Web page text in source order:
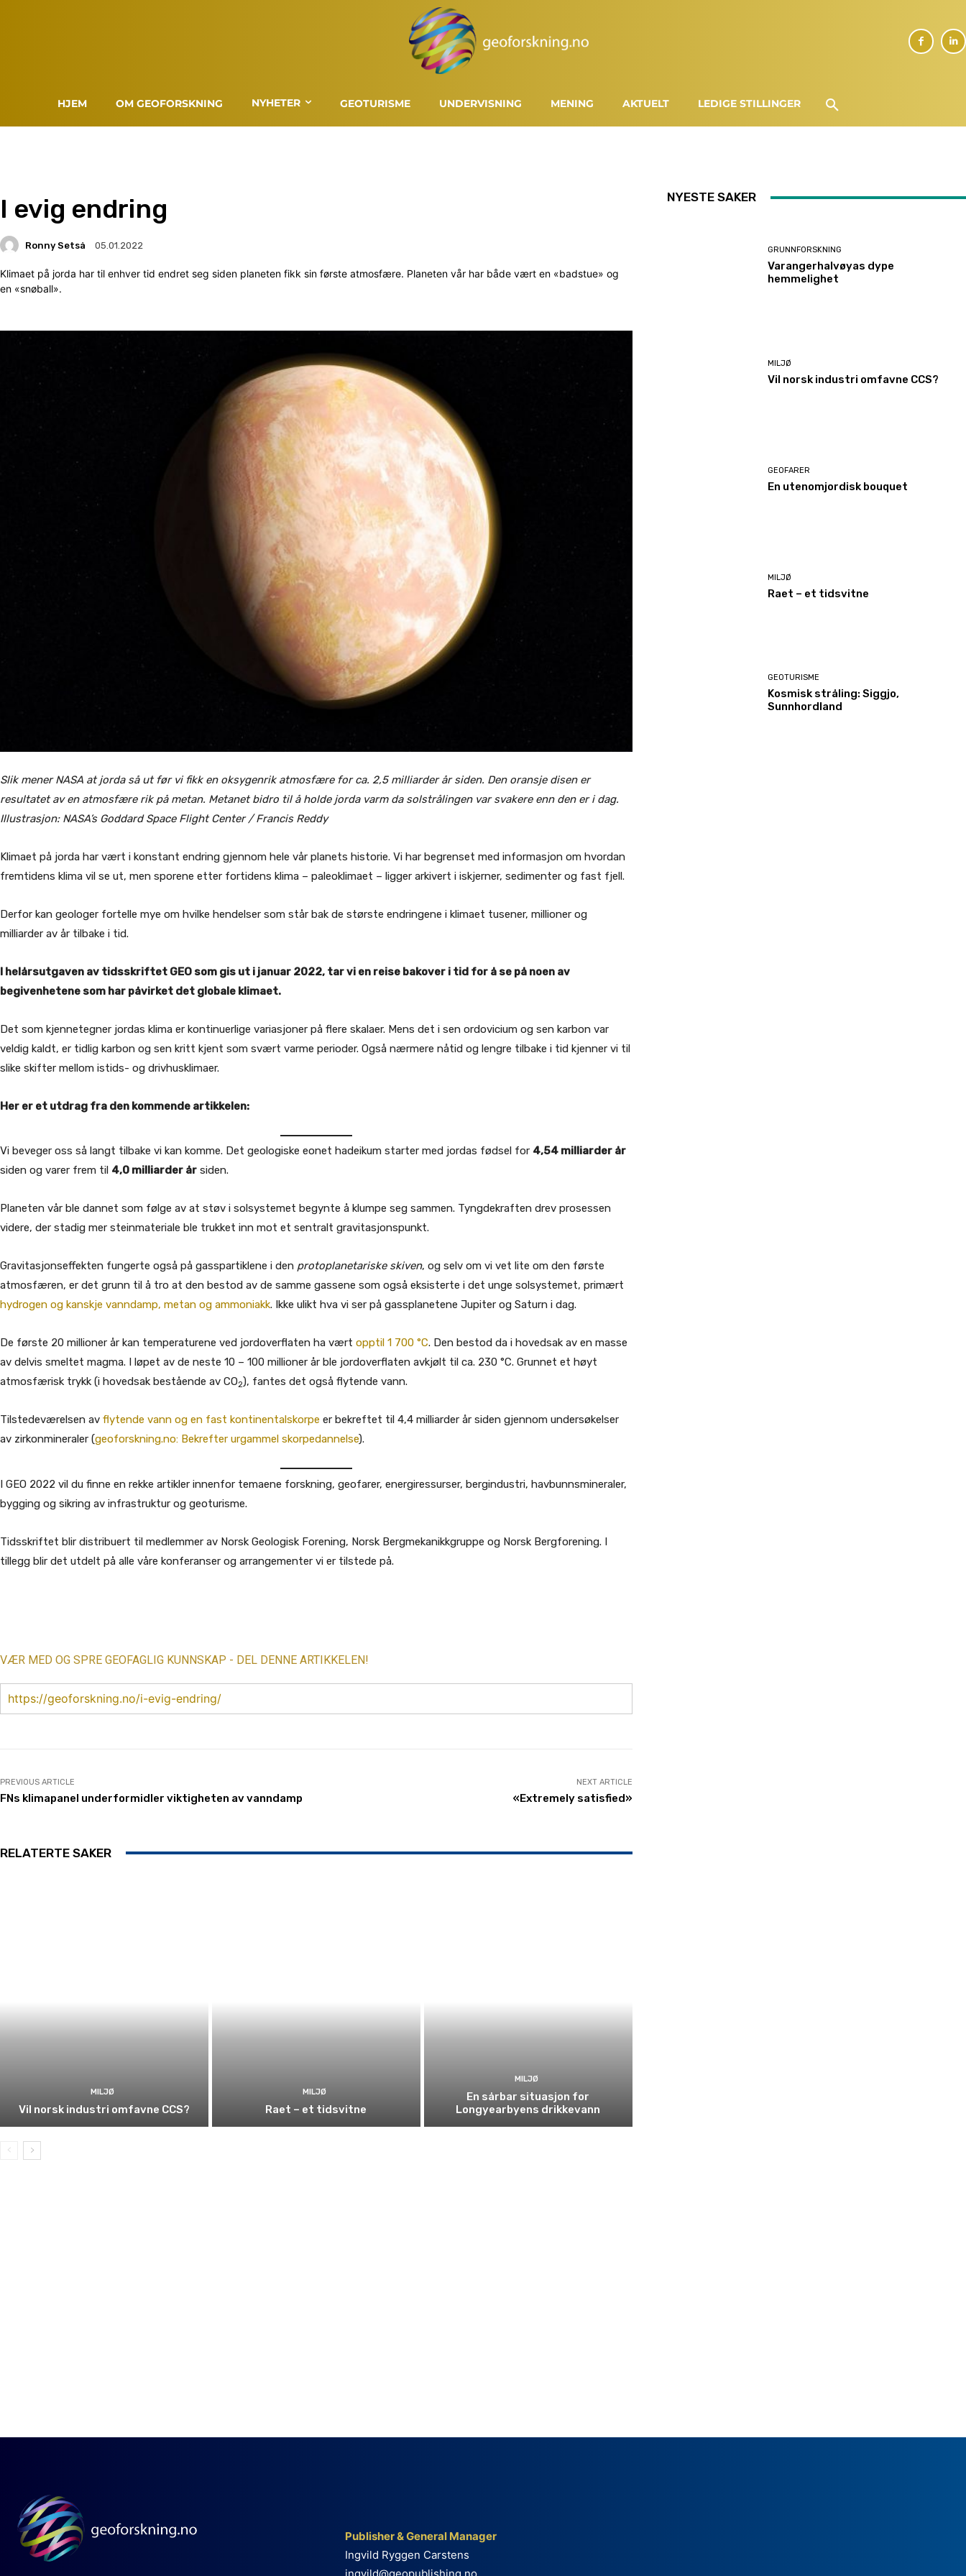
HJEM OM GEOFORSKNING NYHETER GEOTURISME UNDERVISNING MENING AKTUELT LEDIGE STILLINGER
I evig endring
Ronny Setså 05.01.2022
Klimaet på jorda har til enhver tid endret seg siden planeten fikk sin første atmosfære. Planeten vår har både vært en «badstue» og
en «snøball».
Slik mener NASA at jorda så ut før vi fikk en oksygenrik atmosfære for ca. 2,5 milliarder år siden. Den oransje disen er
resultatet av en atmosfære rik på metan. Metanet bidro til å holde jorda varm da solstrålingen var svakere enn den er i dag.
Illustrasjon: NASA’s Goddard Space Flight Center / Francis Reddy
Klimaet på jorda har vært i konstant endring gjennom hele vår planets historie. Vi har begrenset med informasjon om hvordan
fremtidens klima vil se ut, men sporene etter fortidens klima – paleoklimaet – ligger arkivert i iskjerner, sedimenter og fast fjell.
Derfor kan geologer fortelle mye om hvilke hendelser som står bak de største endringene i klimaet tusener, millioner og
milliarder av år tilbake i tid.
I helårsutgaven av tidsskriftet GEO som gis ut i januar 2022, tar vi en reise bakover i tid for å se på noen av
begivenhetene som har påvirket det globale klimaet.
Det som kjennetegner jordas klima er kontinuerlige variasjoner på flere skalaer. Mens det i sen ordovicium og sen karbon var
veldig kaldt, er tidlig karbon og sen kritt kjent som svært varme perioder. Også nærmere nåtid og lengre tilbake i tid kjenner vi til
slike skifter mellom istids- og drivhusklimaer.
Her er et utdrag fra den kommende artikkelen:
Vi beveger oss så langt tilbake vi kan komme. Det geologiske eonet hadeikum starter med jordas fødsel for 4,54 milliarder år
siden og varer frem til 4,0 milliarder år siden.
Planeten vår ble dannet som følge av at støv i solsystemet begynte å klumpe seg sammen. Tyngdekraften drev prosessen
videre, der stadig mer steinmateriale ble trukket inn mot et sentralt gravitasjonspunkt.
Gravitasjonseffekten fungerte også på gasspartiklene i den protoplanetariske skiven, og selv om vi vet lite om den første
atmosfæren, er det grunn til å tro at den bestod av de samme gassene som også eksisterte i det unge solsystemet, primært
hydrogen og kanskje vanndamp, metan og ammoniakk. Ikke ulikt hva vi ser på gassplanetene Jupiter og Saturn i dag.
De første 20 millioner år kan temperaturene ved jordoverflaten ha vært opptil 1 700 °C. Den bestod da i hovedsak av en masse
av delvis smeltet magma. I løpet av de neste 10 – 100 millioner år ble jordoverflaten avkjølt til ca. 230 °C. Grunnet et høyt
atmosfærisk trykk (i hovedsak bestående av CO2), fantes det også flytende vann.
Tilstedeværelsen av flytende vann og en fast kontinentalskorpe er bekreftet til 4,4 milliarder år siden gjennom undersøkelser
av zirkonmineraler (geoforskning.no: Bekrefter urgammel skorpedannelse).
I GEO 2022 vil du finne en rekke artikler innenfor temaene forskning, geofarer, energiressurser, bergindustri, havbunnsmineraler,
bygging og sikring av infrastruktur og geoturisme.
Tidsskriftet blir distribuert til medlemmer av Norsk Geologisk Forening, Norsk Bergmekanikkgruppe og Norsk Bergforening. I
tillegg blir det utdelt på alle våre konferanser og arrangementer vi er tilstede på.
VÆR MED OG SPRE GEOFAGLIG KUNNSKAP - DEL DENNE ARTIKKELEN!
https://geoforskning.no/i-evig-endring/
PREVIOUS ARTICLE
FNs klimapanel underformidler viktigheten av vanndamp
NEXT ARTICLE
«Extremely satisfied»
RELATERTE SAKER
MILJØ
Vil norsk industri omfavne CCS?
MILJØ
Raet – et tidsvitne
MILJØ
En sårbar situasjon for
Longyearbyens drikkevann
NYESTE SAKER
GRUNNFORSKNING
Varangerhalvøyas dype
hemmelighet
MILJØ
Vil norsk industri omfavne CCS?
GEOFARER
En utenomjordisk bouquet
MILJØ
Raet – et tidsvitne
GEOTURISME
Kosmisk stråling: Siggjo,
Sunnhordland
Publisher & General Manager
Ingvild Ryggen Carstens